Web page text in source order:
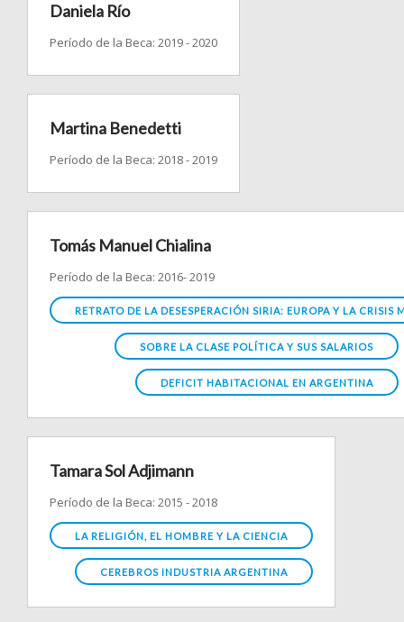
Daniela Río
Período de la Beca: 2019 - 2020
Martina Benedetti
Período de la Beca: 2018 - 2019
Tomás Manuel Chialina
Período de la Beca: 2016- 2019
RETRATO DE LA DESESPERACIÓN SIRIA: EUROPA Y LA CRISIS
SOBRE LA CLASE POLÍTICA Y SUS SALARIOS
DEFICIT HABITACIONAL EN ARGENTINA
Tamara Sol Adjimann
Período de la Beca: 2015 - 2018
LA RELIGIÓN, EL HOMBRE Y LA CIENCIA
CEREBROS INDUSTRIA ARGENTINA